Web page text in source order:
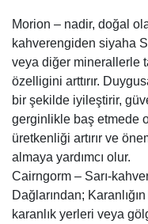
Morion – nadir, doğal
kahverengiden siyaha
veya diğer minerallerle
özelligini arttırır.
bir şekilde iyileştirir,
gerginlikle baş etmede
üretkenliği artırır ve
almaya yardımcı olur.
Cairngorm – Sarı-
Dağlarından;
karanlık yerleri veya